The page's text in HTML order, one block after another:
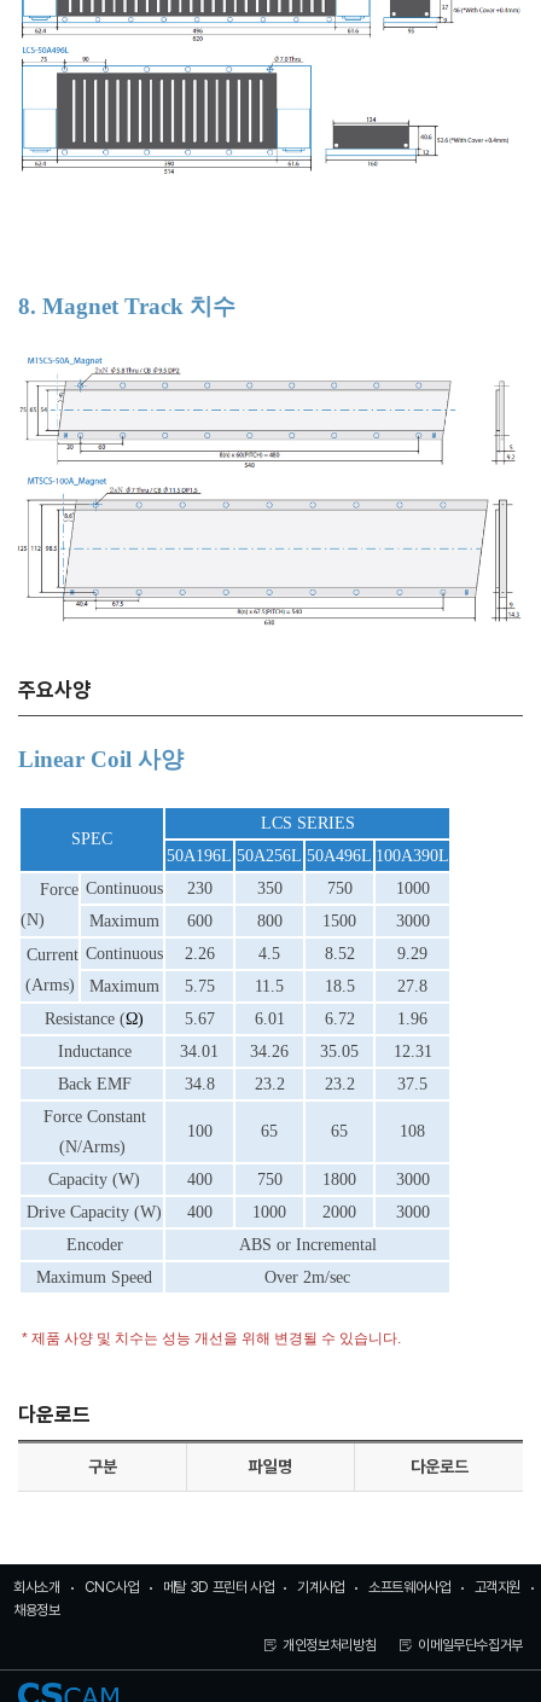
8. Magnet Track 치수
주요사양
Linear Coil 사양
SPEC
LCS SERIES
50A196L 50A256L 50A496L 100A390L
Force
(N)
Continuous 230 350 750
1000
Maximum
600 800 1500
3000
Current
(Arms)
Continuous 2.26 4.5 8.52
9.29
Maximum
5.75 11.5 18.5
27.8
Resistance (Ω) 5.67 6.01 6.72
1.96
Inductance
34.01 34.26 35.05
12.31
Back EMF
34.8 23.2 23.2
37.5
Force Constant
(N/Arms)
100 65 65 108
Capacity (W) 400 750 1800
3000
Drive Capacity (W)
400 1000 2000
3000
Encoder
ABS or Incremental
Maximum Speed
Over 2m/sec
* 제품 사양 및 치수는 성능 개선을 위해 변경될 수 있습니다.
다운로드
구분 파일명 다운로드
회사소개 CNC사업 메탈 3D 프린터 사업 기계사업 소프트웨어사업
고객지원
채용정보
개인정보처리방침 이메일무단수집거부